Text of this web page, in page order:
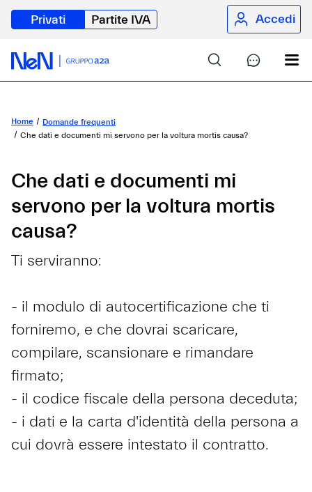
Privati Partite IVA Accedi
Home
Domande frequenti
Che dati e documenti mi servono per la voltura mortis causa?
Che dati e documenti mi
servono per la voltura mortis
causa?
Ti serviranno:
- il modulo di autocertificazione che ti
forniremo, e che dovrai scaricare,
compilare, scansionare e rimandare
firmato;
- il codice fiscale della persona deceduta;
- i dati e la carta d'identità della persona a
cui dovrà essere intestato il contratto.